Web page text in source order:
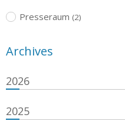
Presseraum (2)
Archives
2026
2025